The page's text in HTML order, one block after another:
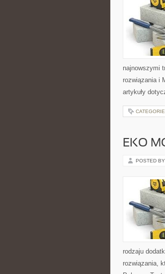
najnowszymi
rozwiązania i
artykuły
EKO
POSTED
rodzaju
rozwiązania,